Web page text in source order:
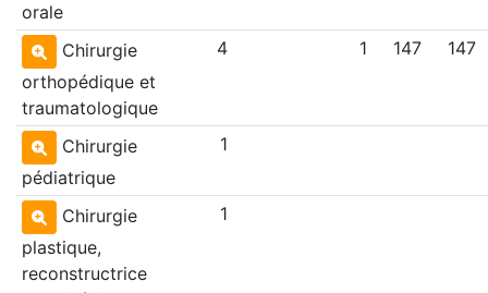
orale
Chirurgie
orthopédique et
traumatologique
4 1 147 147
Chirurgie
pédiatrique
1
Chirurgie
plastique,
reconstructrice
1